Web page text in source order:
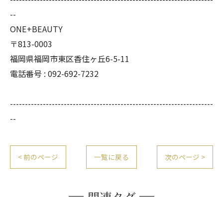
--
ONE+BEAUTY
〒813-0003
福岡県福岡市東区香住ヶ丘6-5-11
電話番号 : 092-692-7232
--------------------------------------------------------------------
--
< 前のページ 一覧に戻る 次のページ >